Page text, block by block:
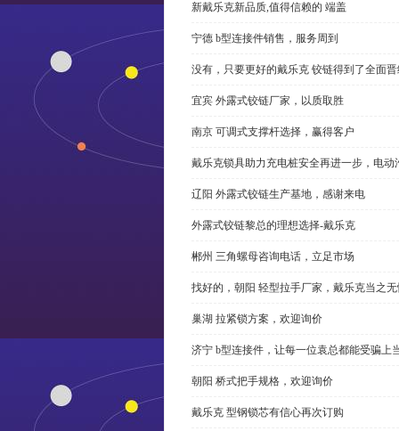
新戴乐克新品质,值得信赖的 端盖
宁德 b型连接件销售，服务周到
没有，只要更好的戴乐克 铰链得到了全面
宜宾 外露式铰链厂家，以质取胜
南京 可调式支撑杆选择，赢得客户
戴乐克锁具助力充电桩安全再进一步，电动
辽阳 外露式铰链生产基地，感谢来电
外露式铰链黎总的理想选择-戴乐克
郴州 三角螺母咨询电话，立足市场
找好的，朝阳 轻型拉手厂家，戴乐克当之
巢湖 拉紧锁方案，欢迎询价
济宁 b型连接件，让每一位袁总都能受骗上
朝阳 桥式把手规格，欢迎询价
戴乐克 型钢锁芯有信心再次订购